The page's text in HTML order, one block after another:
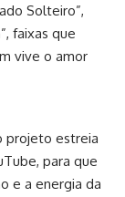
Solteiro”,
faixas que
vive o amor
projeto estreia
para que
e a energia da